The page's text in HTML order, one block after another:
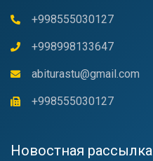
+998555030127
+998998133647
abiturastu@gmail.com
+998555030127
Новостная рассылка